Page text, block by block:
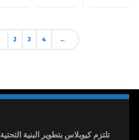
2 3 4 ←
تلتزم كيوبلاس بتطوير البنية التحتية